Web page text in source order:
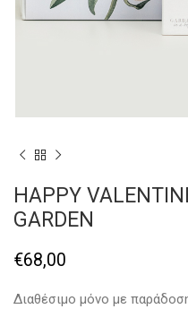
HAPPY
GARDEN
€68,00
Διαθέσιμο μόνο με